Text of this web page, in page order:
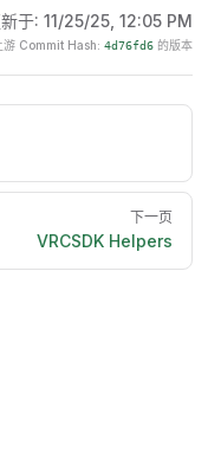
于: 11/25/25, 12:05 PM
游 Commit Hash: 4d76fd6 的版本
下一页
VRCSDK Helpers